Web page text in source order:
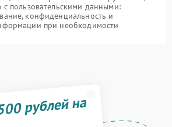
с пользовательскими данными:
конфиденциальность и
при необходимости
рублей на